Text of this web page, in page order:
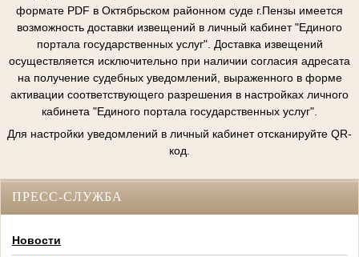
формате PDF в Октябрьском районном суде г.Пензы имеется
возможность доставки извещений в личный кабинет "Единого
портала государственных услуг". Доставка извещений
осуществляется исключительно при наличии согласия адресата
на получение судебных уведомлений, выраженного в форме
активации соответствующего разрешения в настройках личного
кабинета "Единого портала государственных услуг".
Для настройки уведомлений в личный кабинет отсканируйте QR-
код.
ПРЕСС-СЛУЖБА
Новости